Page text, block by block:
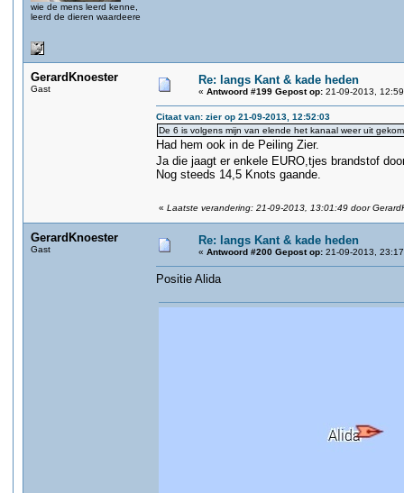
wie de mens leerd kenne,
leerd de dieren waardeere
GerardKnoester
Gast
Re: langs Kant & kade heden
« Antwoord #199 Gepost op: 21-09-2013,
Citaat van: zier op 21-09-2013, 12:52:03
De 6 is volgens mijn van elende het kanaal weer uit
Had hem ook in de Peiling Zier.
Ja die jaagt er enkele EURO,tjes brandstof
Nog steeds 14,5 Knots gaande.
« Laatste verandering: 21-09-2013, 13:01:49 door
GerardKnoester
Gast
Re: langs Kant & kade heden
« Antwoord #200 Gepost op: 21-09-2013,
Positie Alida